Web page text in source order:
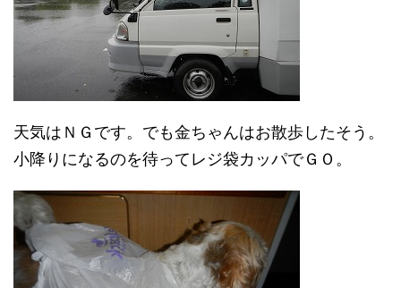
天気はＮＧです。でも金ちゃんはお散歩したそう。
小降りになるのを待ってレジ袋カッパでＧＯ。